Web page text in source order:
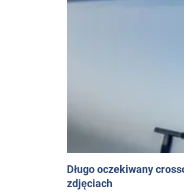
Długo oczekiwany
zdjęciach